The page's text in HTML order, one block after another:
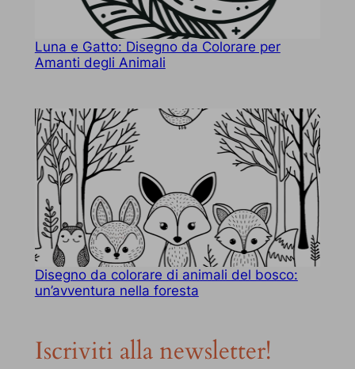
Luna e Gatto: Disegno da Colorare per
Amanti degli Animali
Disegno da colorare di animali del bosco:
un’avventura nella foresta
Iscriviti alla newsletter!